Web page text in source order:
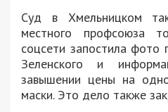
Суд в Хмельницком
местного профсоюза
соцсети запостила фото
Зеленского и
завышении цены на
маски. Это дело также